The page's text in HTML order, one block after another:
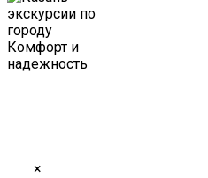
Комфорт и
надежность
×